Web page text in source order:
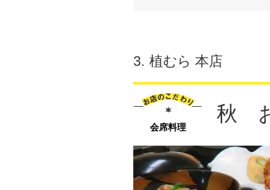
3. 植むら 本店
会席料理
秋